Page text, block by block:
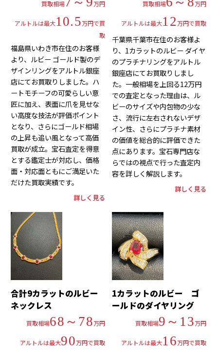
買取相場 万円
アルトルは最大10.5万円で買
取
福島県いわき市在住のお客様
より、ルビー ゴールド製のデ
ザインリングをアルトル銀座
店にてお買取りしました。ハ
ートモチーフの可愛らしい意
匠に加え、表面に爪を見せな
い高度な技法が評価ポイント
となり、さらにゴールド相場
の上昇も追い風となって高価
買取が成立。宝石査定を得意
とする鑑定士が対応し、価格
面・対応面ともにご満足いた
だけた買取実績です。
詳しく見る
買取相場 万円
アルトルは最大12万円で買取
千葉県千葉市在住のお客様よ
り、1カラットのルビー ダイヤ
のプラチナリングをアルトル
銀座店にてお買取りしまし
た。一般相場を上回る12万円
での査定となった理由は、ル
ビーのサイズや内包物の少な
さ、流行に左右されないデザ
イン性、さらにプラチナ素材
の価値を総合的に評価できた
点にあります。宝石専門店な
らではの視点で行った査定内
容を詳しく解説します。
詳しく見る
合計9カラットのルビー
ネックレス
買取相場68～78万円
アルトルは最大90万円で買取
1カラットのルビー ゴ
ールドのダイヤリング
買取相場9～13万円
アルトルは最大16万円で買取